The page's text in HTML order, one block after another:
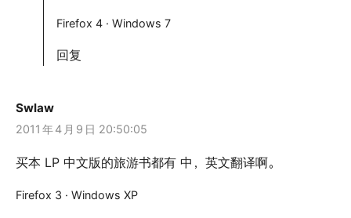
Firefox 4 · Windows 7
回复
Swlaw
2011 年4 月 9 日 20:50:05
买本 LP 中文版的旅游书都有 中，英文翻译啊。
Firefox 3 · Windows XP